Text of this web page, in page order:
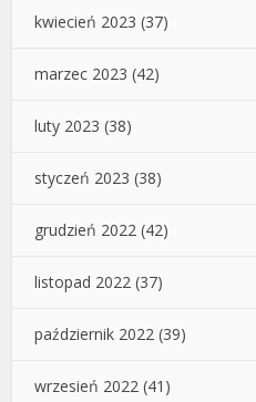
kwiecień 2023 (37)
marzec 2023 (42)
luty 2023 (38)
styczeń 2023 (38)
grudzień 2022 (42)
listopad 2022 (37)
październik 2022 (39)
wrzesień 2022 (41)